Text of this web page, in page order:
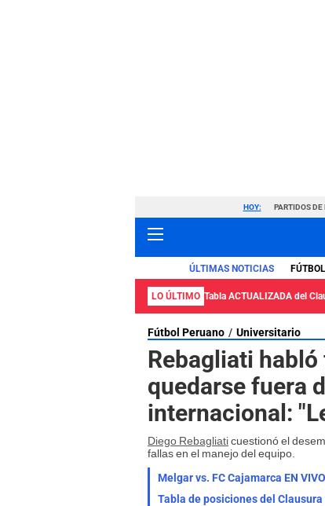
HOY: PARTIDOS DE
ÚLTIMAS NOTICIAS
LO ÚLTIMO Tabla ACTUALIZADA del
Fútbol Peruano Universitario
Rebagliati
quedarse fuera
internacional:
Diego Rebagliaticuestionó el
fallas en el manejo del equipo.
Melgar vs. FC Cajamarca EN